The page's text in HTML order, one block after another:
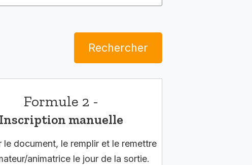
Rechercher
Formule 2 -
Inscription manuelle
le document, le remplir et le remettre
animatrice le jour de la sortie.